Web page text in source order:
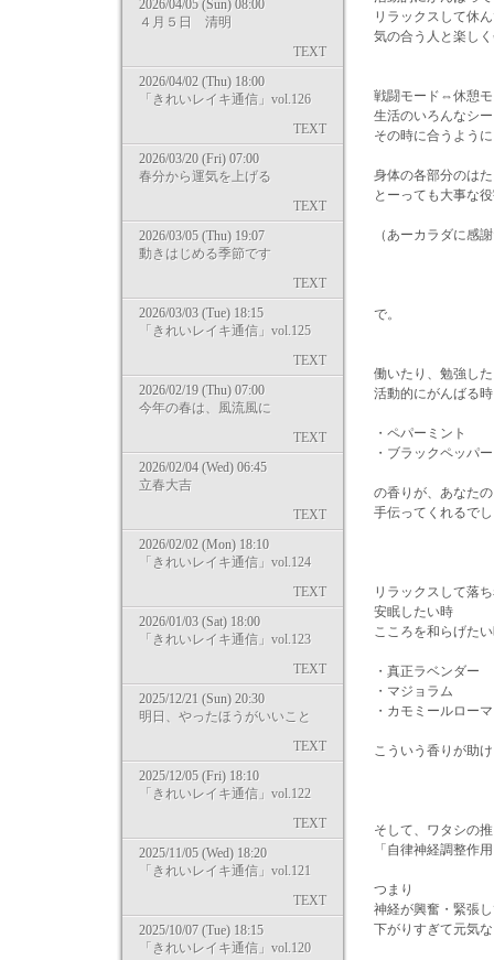
2026/04/05 (Sun) 08:00
４月５日 清明
TEXT
2026/04/02 (Thu) 18:00
「きれいレイキ通信」vol.126
TEXT
2026/03/20 (Fri) 07:00
春分から運気を上げる
TEXT
2026/03/05 (Thu) 19:07
動きはじめる季節です
TEXT
2026/03/03 (Tue) 18:15
「きれいレイキ通信」vol.125
TEXT
2026/02/19 (Thu) 07:00
今年の春は、風流風に
TEXT
2026/02/04 (Wed) 06:45
立春大吉
TEXT
2026/02/02 (Mon) 18:10
「きれいレイキ通信」vol.124
TEXT
2026/01/03 (Sat) 18:00
「きれいレイキ通信」vol.123
TEXT
2025/12/21 (Sun) 20:30
明日、やったほうがいいこと
TEXT
2025/12/05 (Fri) 18:10
「きれいレイキ通信」vol.122
TEXT
2025/11/05 (Wed) 18:20
「きれいレイキ通信」vol.121
TEXT
2025/10/07 (Tue) 18:15
「きれいレイキ通信」vol.120
リラックスして休
気の合う人と楽し
戦闘モード⇔休憩
生活のいろんなシ
その時に合うように
身体の各部分のは
とーっても大事な
（あーカラダに感
で。
働いたり、勉強し
活動的にがんばる
・ペパーミント
・ブラックペッパー
の香りが、あなた
手伝ってくれるで
リラックスして落
安眠したい時
こころを和らげた
・真正ラベンダー
・マジョラム
・カモミールロー
こういう香りが助
そして、ワタシの推
「自律神経調整作
つまり
神経が興奮・緊張
下がりすぎて元気